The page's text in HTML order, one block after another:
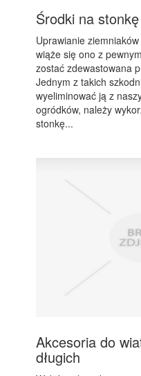
Środki na
Uprawianie
wiąże się ono z
zostać zdewastowana
Jednym z takich
wyeliminować ją z
ogródków, należy
stonkę...
Akcesoria do
długich